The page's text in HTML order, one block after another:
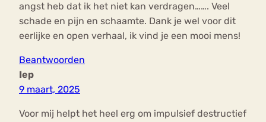
angst heb dat ik het niet kan verdragen……. Veel
schade en pijn en schaamte. Dank je wel voor dit
eerlijke en open verhaal, ik vind je een mooi mens!
Beantwoorden
Iep
9 maart, 2025
Voor mij helpt het heel erg om impulsief destructief